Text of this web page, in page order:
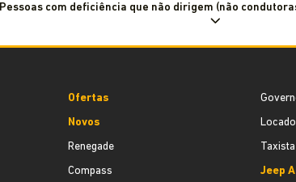
Pessoas com deficiência que não dirigem (não
Ofertas
Novos
Renegade
Compass
Jeep